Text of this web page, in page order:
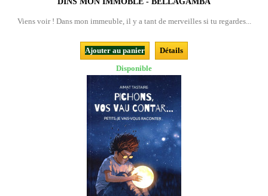
Viens voir ! Dans mon immeuble, il y a tant de merveilles si tu regardes...
Ajouter au panier
Détails
Disponible